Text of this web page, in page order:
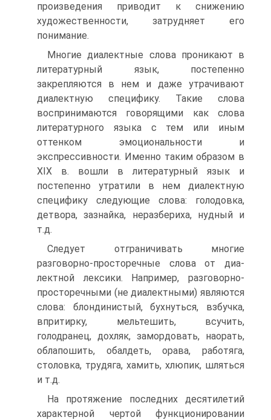
произведения приводит к снижению
художественности, затруд­няет его
понимание.
Многие диалектные слова проникают в
литературный язык, постепенно
закрепляются в нем и даже утрачивают
диалектную спе­цифику. Такие слова
воспринимаются говорящими как слова
литератур­ного языка с тем или иным
оттенком эмоциональности и
экспрессивности. Именно таким образом в
XIX в. вошли в литературный язык и
постепен­но утратили в нем диалектную
специфику следующие слова: голодовка,
детвора, зазнайка, неразбериха, нудный и
т.д.
Следует отграничивать многие
разговорно-просторечные слова от диа­
лектной лексики. Например, разговорно-
просторечными (не диалектными) являются
слова: блондинистый, бухнуться, взбучка,
впритирку, мельте­шить, всучить,
голодранец, дохляк, замордовать, наорать,
облапошить, обалдеть, орава, работяга,
столовка, трудяга, хамить, хлюпик, шляться
и т.д.
На протяжение последних десятилетий
характерной чертой функционировании